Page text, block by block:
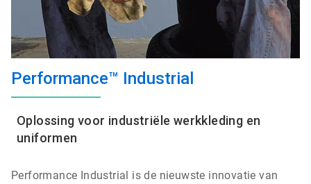
Performance™ Industrial
Oplossing voor industriële werkkleding en
uniformen
Performance Industrial is de nieuwste innovatie van